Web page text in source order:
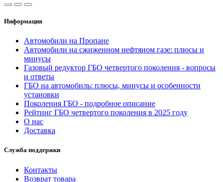
Информация
Автомобили на Пропане
Автомобили на сжиженном нефтяном газе: плюсы и
минусы
Газовый редуктор ГБО четвертого поколения - вопросы
и ответы
ГБО на автомобиль: плюсы, минусы и особенности
установки
Поколения ГБО - подробное описание
Рейтинг ГБО четвертого поколения в 2025 году
О нас
Доставка
Служба поддержки
Контакты
Возврат товара